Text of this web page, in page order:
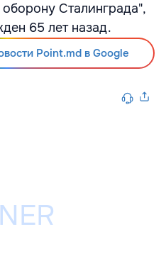
Сталинграда",
65 лет назад.
Point.md в Google